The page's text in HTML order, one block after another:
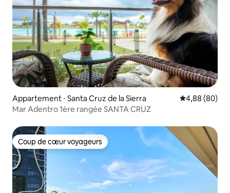
Appartement ⋅ Santa Cruz de la Sierra Évaluation
4,88 (80)
Mar Adentro 1ère rangée SANTA CRUZ
Coup de cœur voyageurs
Coup de cœur voyageurs